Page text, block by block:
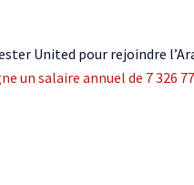
United pour rejoindre
un salaire annuel de 7 326